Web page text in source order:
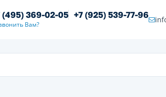
(495) 369-02-05 +7 (925) 539-77-96
Вам?